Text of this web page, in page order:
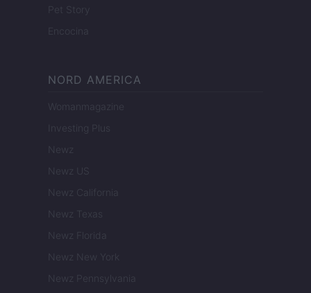
Pet Story
Encocina
NORD AMERICA
Womanmagazine
Investing Plus
Newz
Newz US
Newz California
Newz Texas
Newz Florida
Newz New York
Newz Pennsylvania